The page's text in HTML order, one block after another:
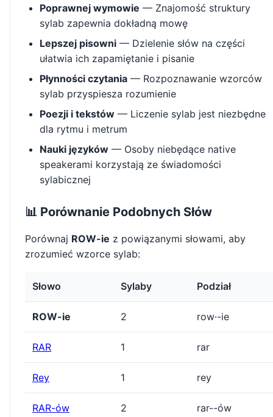
Poprawnej wymowie — Znajomość struktury
sylab zapewnia dokładną mowę
Lepszej pisowni — Dzielenie słów na części
ułatwia ich zapamiętanie i pisanie
Płynności czytania — Rozpoznawanie wzorców
sylab przyspiesza rozumienie
Poezji i tekstów — Liczenie sylab jest niezbędne
dla rytmu i metrum
Nauki języków — Osoby niebędące native
speakerami korzystają ze świadomości
sylabicznej
📊 Porównanie Podobnych Słów
Porównaj ROW-ie z powiązanymi słowami, aby
zrozumieć wzorce sylab:
Słowo Sylaby Podział
ROW-ie 2 row·-ie
RAR 1 rar
Rey 1 rey
RAR-ów 2 rar--ów